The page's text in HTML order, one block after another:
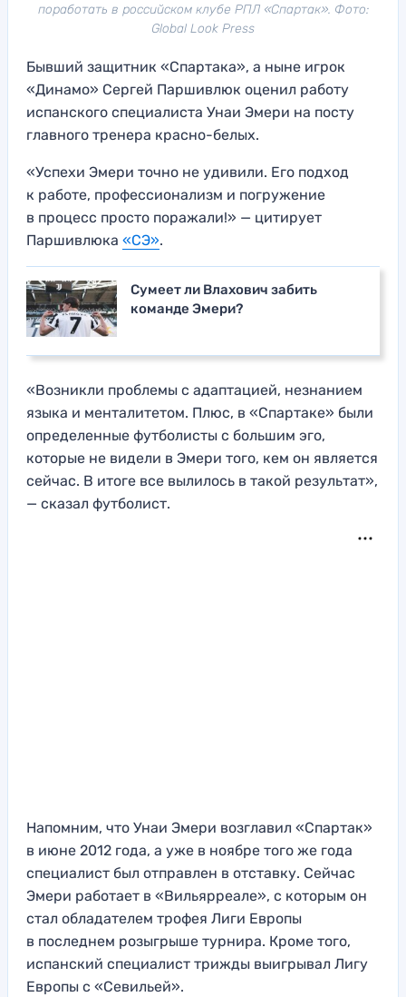
поработать в российском клубе РПЛ «Спартак». Фото:
Global Look Press
Бывший защитник «Спартака», а ныне игрок
«Динамо» Сергей Паршивлюк оценил работу
испанского специалиста Унаи Эмери на посту
главного тренера красно-белых.
«Успехи Эмери точно не удивили. Его подход
к работе, профессионализм и погружение
в процесс просто поражали!» — цитирует
Паршивлюка «СЭ».
Сумеет ли Влахович забить
команде Эмери?
«Возникли проблемы с адаптацией, незнанием
языка и менталитетом. Плюс, в «Спартаке» были
определенные футболисты с большим эго,
которые не видели в Эмери того, кем он является
сейчас. В итоге все вылилось в такой результат»,
— сказал футболист.
Напомним, что Унаи Эмери возглавил «Спартак»
в июне 2012 года, а уже в ноябре того же года
специалист был отправлен в отставку. Сейчас
Эмери работает в «Вильярреале», с которым он
стал обладателем трофея Лиги Европы
в последнем розыгрыше турнира. Кроме того,
испанский специалист трижды выигрывал Лигу
Европы с «Севильей».